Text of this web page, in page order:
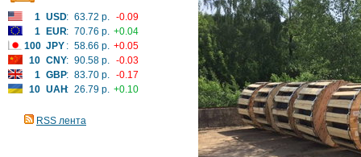
1 USD: 63.72 р. -0.09
1
EUR: 70.76 р. +0.04
100 JPY : 58.66 р. +0.05
10 CNY: 90.58 р. -0.03
1 GBP: 83.70 р. -0.17
10 UAH: 26.79 р. +0.10
RSS лента